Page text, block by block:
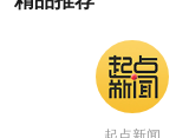
起点新闻